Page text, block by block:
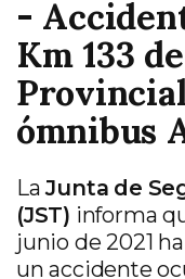
Nación
-
Km 133
ómnibus
LaJunta de
(JST) informa
junio de 2021
un accidente